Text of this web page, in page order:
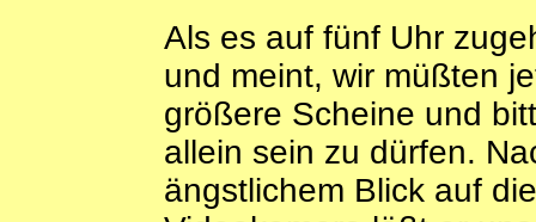
Als es auf fünf Uhr
und meint, wir müßten
größere Scheine und
allein sein zu dürfen.
ängstlichem Blick auf